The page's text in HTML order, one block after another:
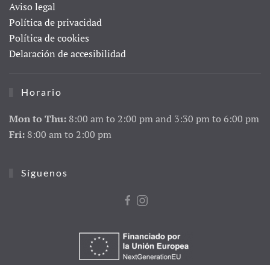
Aviso legal
Política de privacidad
Política de cookies
Delaración de accesibilidad
Horario
Mon to Thu: 8:00 am to 2:00 pm and 3:30 pm to 6:00 pm
Fri: 8:00 am to 2:00 pm
Síguenos